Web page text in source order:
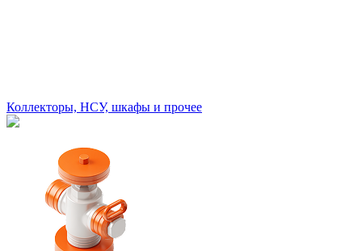
Коллекторы, НСУ, шкафы и прочее